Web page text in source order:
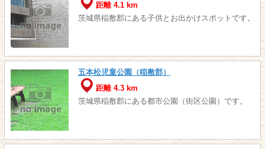
距離 4.1 km
茨城県稲敷郡にある子供とお出かけスポットです。
五本松児童公園（稲敷郡）
距離 4.3 km
茨城県稲敷郡にある都市公園（街区公園）です。